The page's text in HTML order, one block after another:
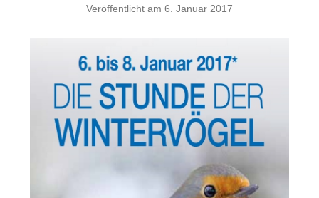
Veröffentlicht am 6. Januar 2017